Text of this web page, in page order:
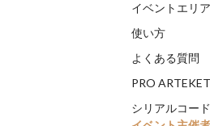
イベントエリ
使い方
よくある質問
PRO
シリアルコー